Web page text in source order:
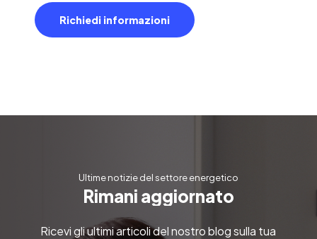
Richiedi informazioni
Ultime notizie del settore energetico
Rimani aggiornato
Ricevi gli ultimi articoli del nostro blog sulla tua